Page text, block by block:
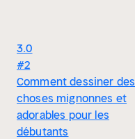
3.0
#2
Comment dessiner des
choses mignonnes et
adorables pour les
débutants